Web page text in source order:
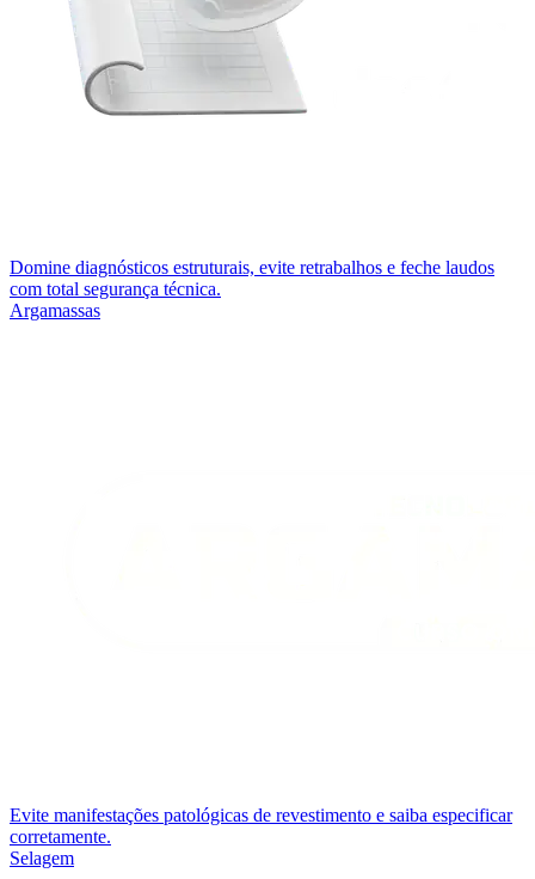
Domine diagnósticos estruturais, evite retrabalhos e feche laudos
com total segurança técnica.
Argamassas
Evite manifestações patológicas de revestimento e saiba especificar
corretamente.
Selagem